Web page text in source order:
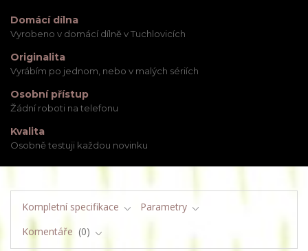
Domácí dílna
Vyrobeno v domácí dílně v Tuchlovicích
Originalita
Vyrábím po jednom, nebo v malých sériích
Osobní přístup
Žádní roboti na telefonu
Kvalita
Osobně testuji každou novinku
Kompletní specifikace
Parametry
Komentáře
0